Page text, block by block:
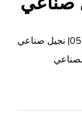
تركيب عشب صناعي الفجيرة |0503418441| نجيل صناعي